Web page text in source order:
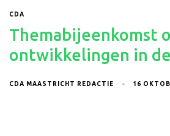
CDA
Themabijeenkomst
ontwikkelingen in
CDA MAASTRICHT REDACTIE 16